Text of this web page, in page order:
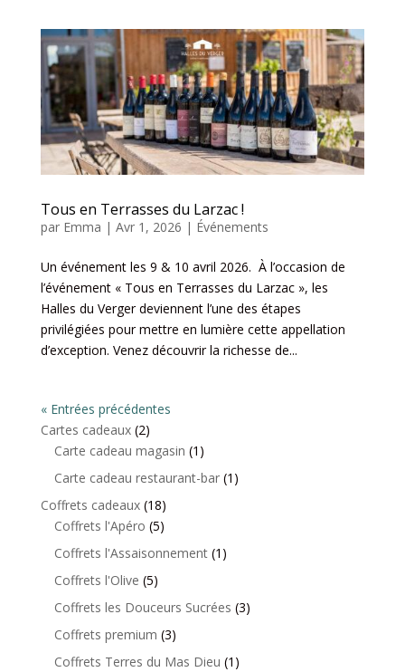
Tous en Terrasses du Larzac !
par Emma | Avr 1, 2026 | Événements
Un événement les 9 & 10 avril 2026. À l’occasion de
l’événement « Tous en Terrasses du Larzac », les
Halles du Verger deviennent l’une des étapes
privilégiées pour mettre en lumière cette appellation
d’exception. Venez découvrir la richesse de...
« Entrées précédentes
Cartes cadeaux 22
produits
Carte cadeau magasin 1 1
produit
Carte cadeau restaurant-bar 1 1
Coffrets cadeaux 1818
produits
Coffrets l'Apéro 55
produits
Coffrets l'Assaisonnement 1 1
Coffrets l'Olive 55
produits
Coffrets les Douceurs Sucrées 33
Coffrets premium 33
produits
Coffrets Terres du Mas Dieu 1 1